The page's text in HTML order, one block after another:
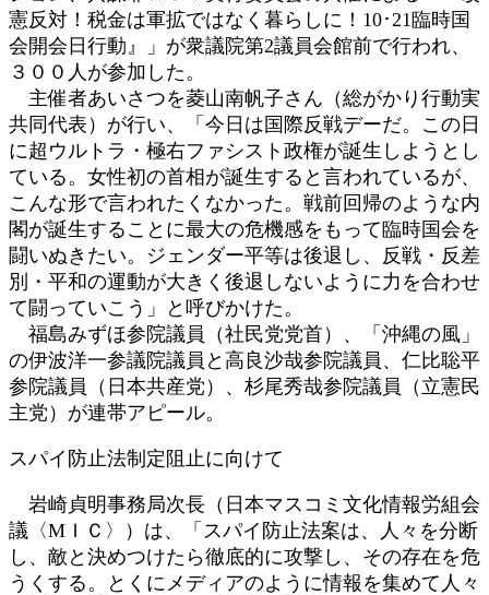
憲反対！税金は軍拡ではなく暮らしに！10･21臨時国
会開会日行動』」が衆議院第2議員会館前で行われ、
３００人が参加した。
主催者あいさつを菱山南帆子さん（総がかり行動実
共同代表）が行い、「今日は国際反戦デーだ。この日
に超ウルトラ・極右ファシスト政権が誕生しようとし
ている。女性初の首相が誕生すると言われているが、
こんな形で言われたくなかった。戦前回帰のような内
閣が誕生することに最大の危機感をもって臨時国会を
闘いぬきたい。ジェンダー平等は後退し、反戦・反差
別・平和の運動が大きく後退しないように力を合わせ
て闘っていこう」と呼びかけた。
福島みずほ参院議員（社民党党首）、「沖縄の風」
の伊波洋一参議院議員と高良沙哉参院議員、仁比聡平
参院議員（日本共産党）、杉尾秀哉参院議員（立憲民
主党）が連帯アピール。
スパイ防止法制定阻止に向けて
岩崎貞明事務局次長（日本マスコミ文化情報労組会
議〈МＩＣ〉）は、「スパイ防止法案は、人々を分断
し、敵と決めつけたら徹底的に攻撃し、その存在を危
うくする。とくにメディアのように情報を集めて人々